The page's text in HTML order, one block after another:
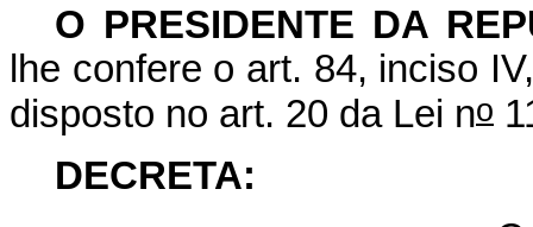
O PRESIDENTE DA
lhe confere o art. 84, inciso
disposto no art. 20 da Lei no
DECRETA: